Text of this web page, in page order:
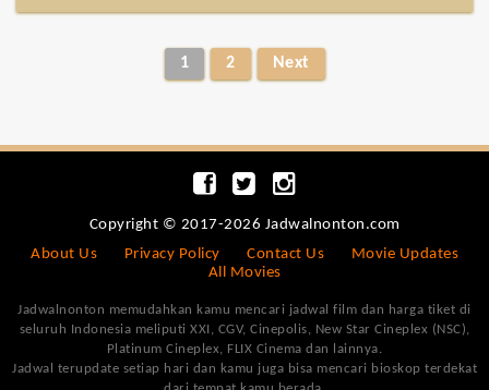
1 2 Next
Copyright © 2017-2026 Jadwalnonton.com
About Us
Privacy Policy Contact Us
Movie Updates
All Movies
Jadwalnonton memudahkan kamu mencari jadwal film dan harga tiket di
seluruh Indonesia meliputi XXI, CGV, Cinepolis, New Star Cineplex (NSC),
Platinum Cineplex, FLIX Cinema dan lainnya.
Jadwal terupdate setiap hari dan kamu juga bisa mencari bioskop terdekat